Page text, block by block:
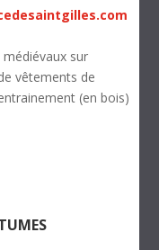
sur
vêtements de
(en bois)